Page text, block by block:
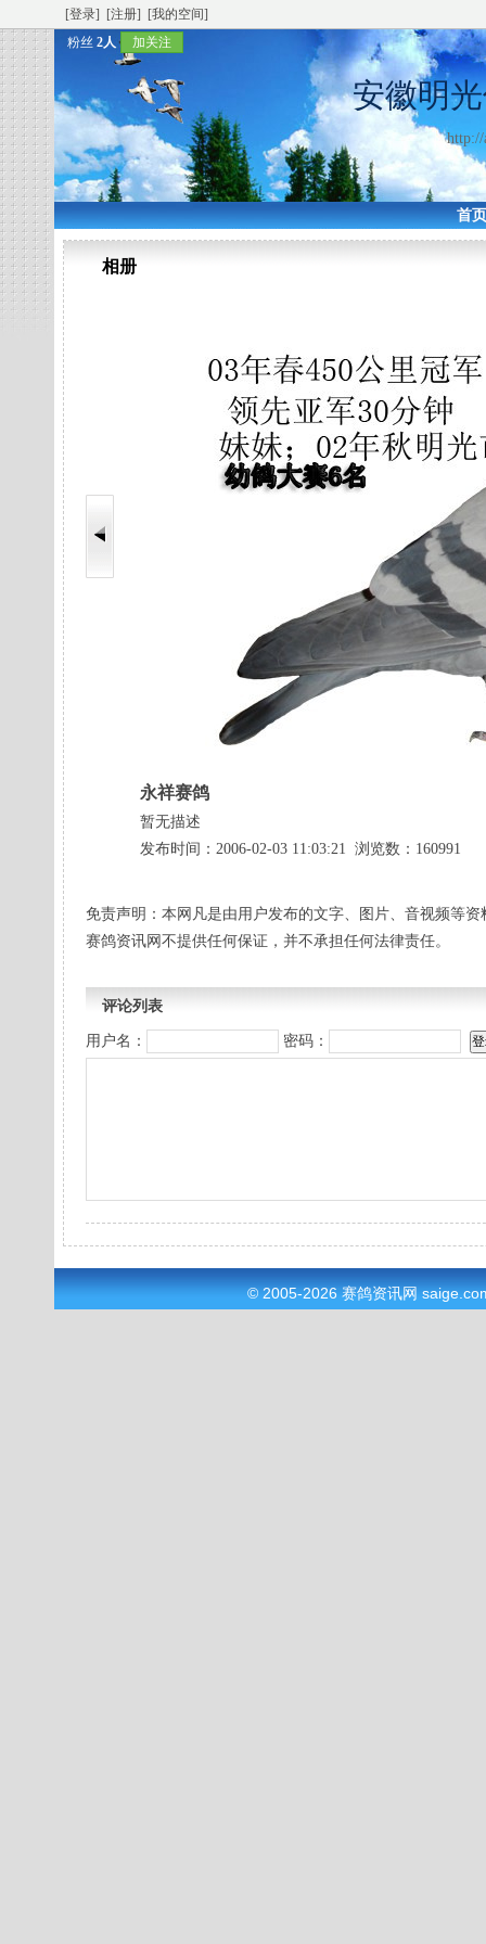
[登录] [注册]
[我的空间]
粉丝 2人 加关注
安徽明
http://
首
相册
永祥赛鸽
暂无描述
发布时间：2006-02-03 11:03:21 浏览数：160991
免责声明：本网凡是由用户发布的文字、图片、音视频等
赛鸽资讯网不提供任何保证，并不承担任何法律责任。
评论列表
用户名： 密码：
© 2005-2026 赛鸽资讯网